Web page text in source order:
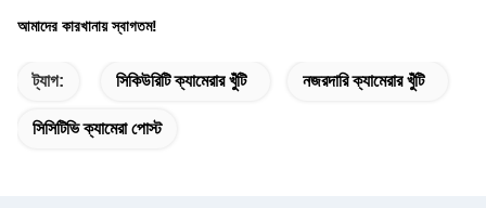
আমাদের কারখানায় স্বাগতম!
ট্যাগ: সিকিউরিটি ক্যামেরার খুঁটি নজরদারি ক্যামেরার খুঁটি
সিসিটিভি ক্যামেরা পোস্ট